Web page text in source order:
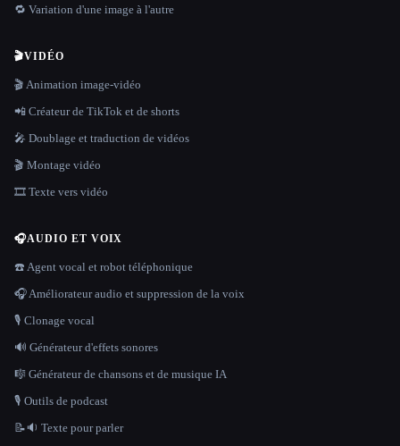
🔁 Variation d'une image à l'autre
🎬VIDÉO
🎬 Animation image-vidéo
📲 Créateur de TikTok et de shorts
🎤 Doublage et traduction de vidéos
🎬 Montage vidéo
🎞️ Texte vers vidéo
🎧AUDIO ET VOIX
☎️ Agent vocal et robot téléphonique
🎧 Améliorateur audio et suppression de la voix
🎙️ Clonage vocal
🔊 Générateur d'effets sonores
🎼 Générateur de chansons et de musique IA
🎙️ Outils de podcast
📝🔉 Texte pour parler